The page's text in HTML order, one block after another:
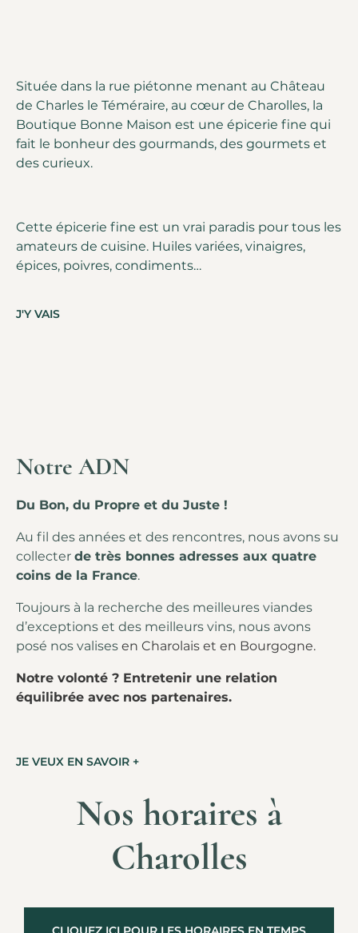
Située dans la rue piétonne menant au Château
de Charles le Téméraire, au cœur de Charolles, la
Boutique Bonne Maison est une épicerie fine qui
fait le bonheur des gourmands, des gourmets et
des curieux.
Cette épicerie fine est un vrai paradis pour tous les
amateurs de cuisine. Huiles variées, vinaigres,
épices, poivres, condiments…
J'Y VAIS
Notre ADN
Du Bon, du Propre et du Juste !
Au fil des années et des rencontres, nous avons su
collecter de très bonnes adresses aux quatre
coins de la France.
Toujours à la recherche des meilleures viandes
d’exceptions et des meilleurs vins, nous avons
posé nos valises en Charolais et en Bourgogne.
Notre volonté ? Entretenir une relation
équilibrée avec nos partenaires.
JE VEUX EN SAVOIR +
Nos horaires à
Charolles